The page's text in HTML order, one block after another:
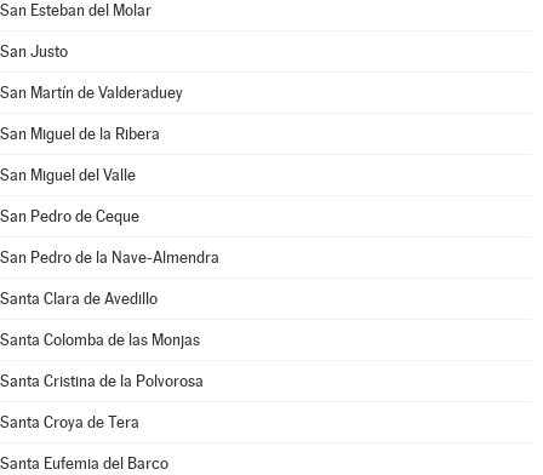
San Esteban del Molar
San Justo
San Martín de Valderaduey
San Miguel de la Ribera
San Miguel del Valle
San Pedro de Ceque
San Pedro de la Nave-Almendra
Santa Clara de Avedillo
Santa Colomba de las Monjas
Santa Cristina de la Polvorosa
Santa Croya de Tera
Santa Eufemia del Barco